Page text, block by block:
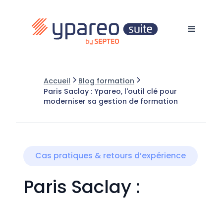
Accueil
Blog formation
Paris Saclay : Ypareo, l'outil clé pour
moderniser sa gestion de formation
Cas pratiques & retours d’expérience
Paris Saclay :